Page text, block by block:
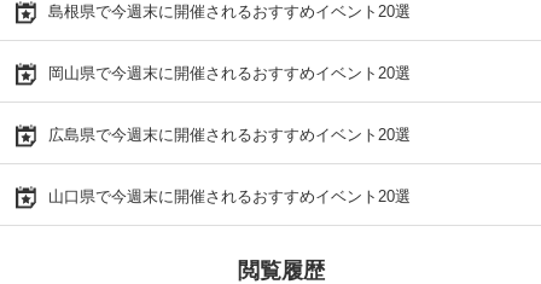
島根県で今週末に開催されるおすすめイベント20選
岡山県で今週末に開催されるおすすめイベント20選
広島県で今週末に開催されるおすすめイベント20選
山口県で今週末に開催されるおすすめイベント20選
閲覧履歴